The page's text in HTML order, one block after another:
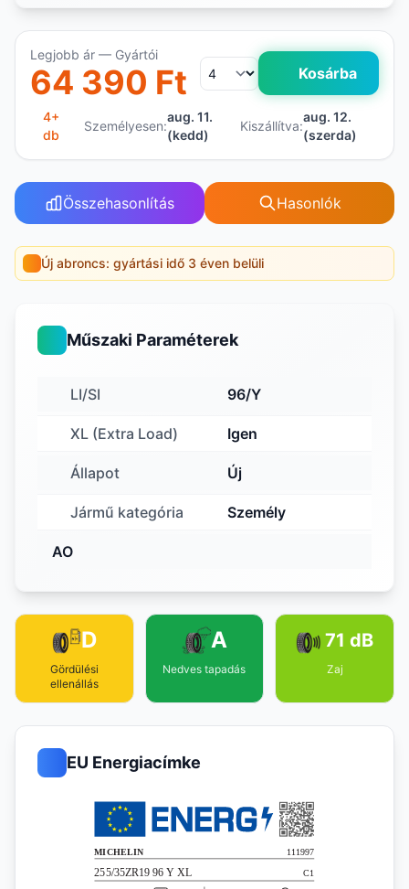
Legjobb ár — Gyártói
64 390 Ft Kosárba
4+
db
Személyesen:
aug. 11.
(kedd)
Kiszállítva:
aug. 12.
(szerda)
Összehasonlítás Hasonlók
Új abroncs: gyártási idő 3 éven belüli
Műszaki Paraméterek
LI/SI 96/Y
XL (Extra Load) Igen
Állapot Új
Jármű kategória Személy
AO
D
Gördülési
ellenállás
A
Nedves tapadás
71 dB
Zaj
EU Energiacímke